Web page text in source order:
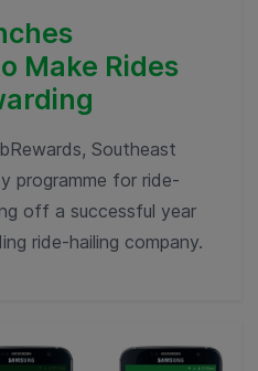
Make Rides
Southeast
programme for ride-
off a successful year
ride-hailing company.